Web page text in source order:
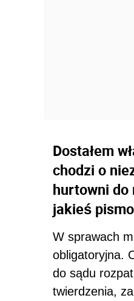
Dostałem
chodzi o
hurtowni do
jakieś
W sprawach
obligatoryjna.
do sądu
twierdzenia,